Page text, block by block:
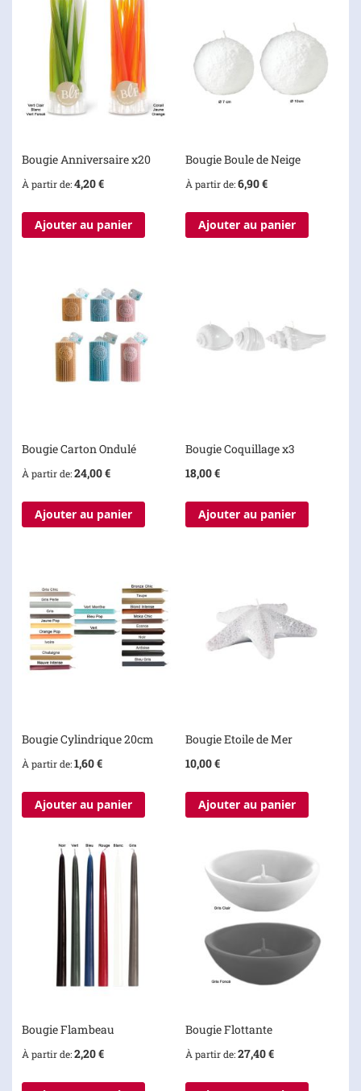
Bougie Anniversaire x20
À partir de 4,20 €
Ajouter au panier
Bougie Boule de Neige
À partir de 6,90 €
Ajouter au panier
Bougie Carton Ondulé
À partir de 24,00 €
Ajouter au panier
Bougie Coquillage x3
18,00 €
Ajouter au panier
Bougie Cylindrique 20cm
À partir de 1,60 €
Ajouter au panier
Bougie Etoile de Mer
10,00 €
Ajouter au panier
Bougie Flambeau
À partir de 2,20 €
Bougie Flottante
À partir de 27,40 €